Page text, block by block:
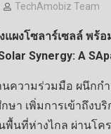
TechAmobiz Team
งแผงโซลาร์เซลล์
Synergy: A
นความร่วมมือ ผนึก
ษา เพิ่มการเข้าถึง
ที่ห่างไกล ผ่านโครง